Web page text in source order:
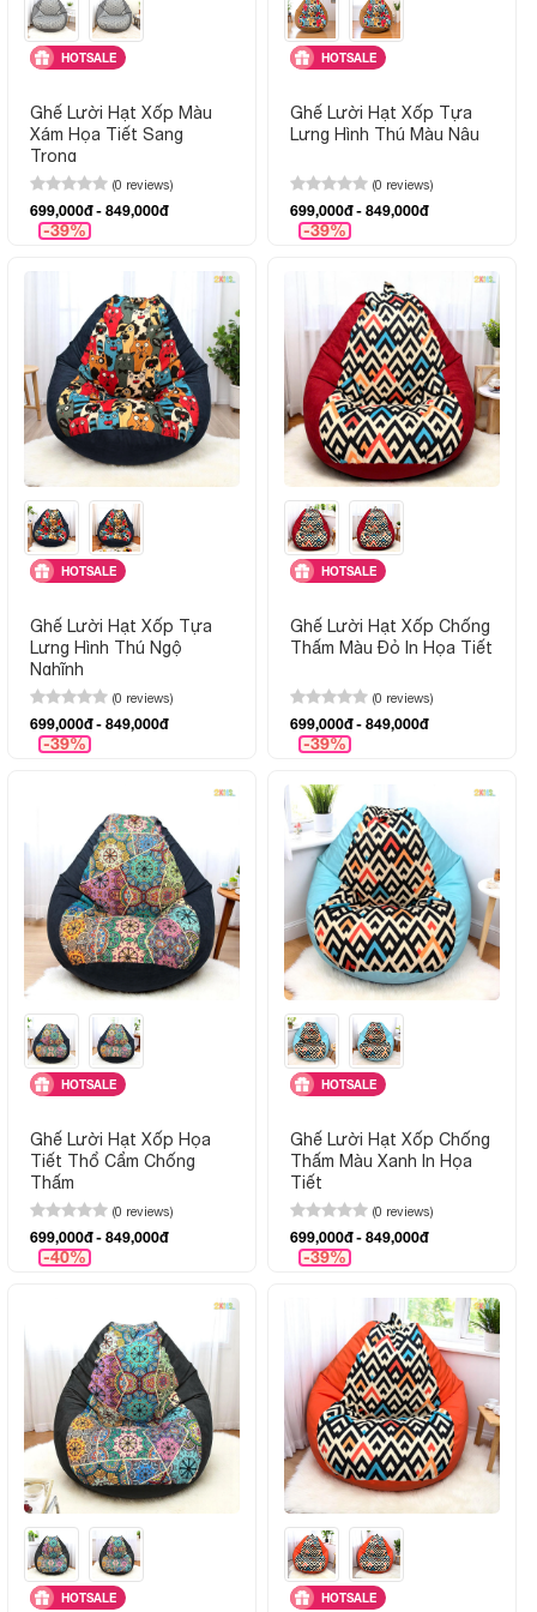
HOTSALE
Ghế Lười Hạt Xốp Màu
Xám Họa Tiết Sang
Trọng
(0 reviews)
699,000đ - 849,000đ
-39%
HOTSALE
Ghế Lười Hạt Xốp Tựa
Lưng Hình Thú Màu Nâu
(0 reviews)
699,000đ - 849,000đ
-39%
HOTSALE
Ghế Lười Hạt Xốp Tựa
Lưng Hình Thú Ngộ
Nghĩnh
(0 reviews)
699,000đ - 849,000đ
-39%
HOTSALE
Ghế Lười Hạt Xốp Chống
Thấm Màu Đỏ In Họa Tiết
(0 reviews)
699,000đ - 849,000đ
-39%
HOTSALE
Ghế Lười Hạt Xốp Họa
Tiết Thổ Cẩm Chống
Thấm
(0 reviews)
699,000đ - 849,000đ
-40%
HOTSALE
Ghế Lười Hạt Xốp Chống
Thấm Màu Xanh In Họa
Tiết
(0 reviews)
699,000đ - 849,000đ
-39%
HOTSALE HOTSALE